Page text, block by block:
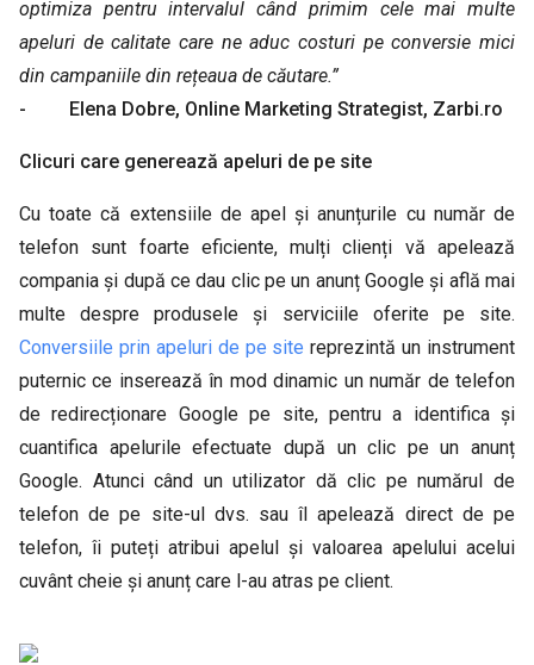
optimiza pentru intervalul când primim cele mai multe
apeluri de calitate care ne aduc costuri pe conversie mici
din campaniile din rețeaua de căutare.”
- Elena Dobre, Online Marketing Strategist, Zarbi.ro
Clicuri care generează apeluri de pe site
Cu toate că extensiile de apel și anunțurile cu număr de
telefon sunt foarte eficiente, mulți clienți vă apelează
compania și după ce dau clic pe un anunț Google și află mai
multe despre produsele și serviciile oferite pe site.
Conversiile prin apeluri de pe site reprezintă un instrument
puternic ce inserează în mod dinamic un număr de telefon
de redirecționare Google pe site, pentru a identifica și
cuantifica apelurile efectuate după un clic pe un anunț
Google. Atunci când un utilizator dă clic pe numărul de
telefon de pe site-ul dvs. sau îl apelează direct de pe
telefon, îi puteți atribui apelul și valoarea apelului acelui
cuvânt cheie și anunț care l-au atras pe client.